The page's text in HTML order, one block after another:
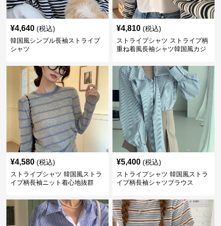
¥4,640 (税込)
韓国風シンプル長袖ストライプ
シャツ
¥4,810 (税込)
ストライプシャツ ストライプ柄
重ね着風長袖シャツ韓国風カジ
¥4,580 (税込)
ストライプシャツ 韓国風ストラ
イプ柄長袖ニット着心地抜群
¥5,400 (税込)
ストライプシャツ 韓国風ストラ
イプ柄長袖シャツブラウス